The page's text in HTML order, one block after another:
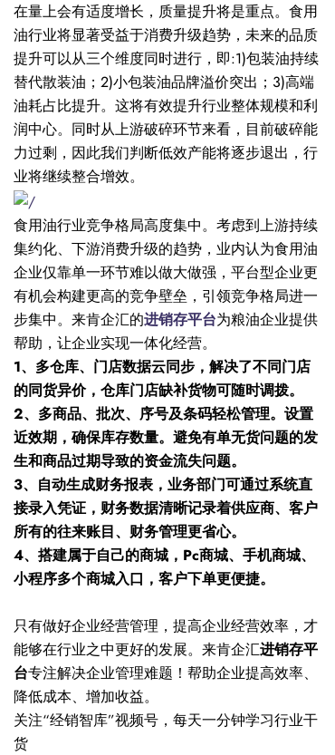
在量上会有适度增长，质量提升将是重点。食用
油行业将显著受益于消费升级趋势，未来的品质
提升可以从三个维度同时进行，即:1)包装油持续
替代散装油；2)小包装油品牌溢价突出；3)高端
油耗占比提升。这将有效提升行业整体规模和利
润中心。同时从上游破碎环节来看，目前破碎能
力过剩，因此我们判断低效产能将逐步退出，行
业将继续整合增效。
食用油行业竞争格局高度集中。考虑到上游持续
集约化、下游消费升级的趋势，业内认为食用油
企业仅靠单一环节难以做大做强，平台型企业更
有机会构建更高的竞争壁垒，引领竞争格局进一
步集中。来肯企汇的进销存平台为粮油企业提供
帮助，让企业实现一体化经营。
1、多仓库、门店数据云同步，解决了不同门店
的同货异价，仓库门店缺补货物可随时调拨。
2、多商品、批次、序号及条码轻松管理。设置
近效期，确保库存数量。避免有单无货问题的发
生和商品过期导致的资金流失问题。
3、自动生成财务报表，业务部门可通过系统直
接录入凭证，财务数据清晰记录着供应商、客户
所有的往来账目、财务管理更省心。
4、搭建属于自己的商城，Pc商城、手机商城、
小程序多个商城入口，客户下单更便捷。
只有做好企业经营管理，提高企业经营效率，才
能够在行业之中更好的发展。来肯企汇进销存平
台专注解决企业管理难题！帮助企业提高效率、
降低成本、增加收益。
关注“经销智库”视频号，每天一分钟学习行业干
货